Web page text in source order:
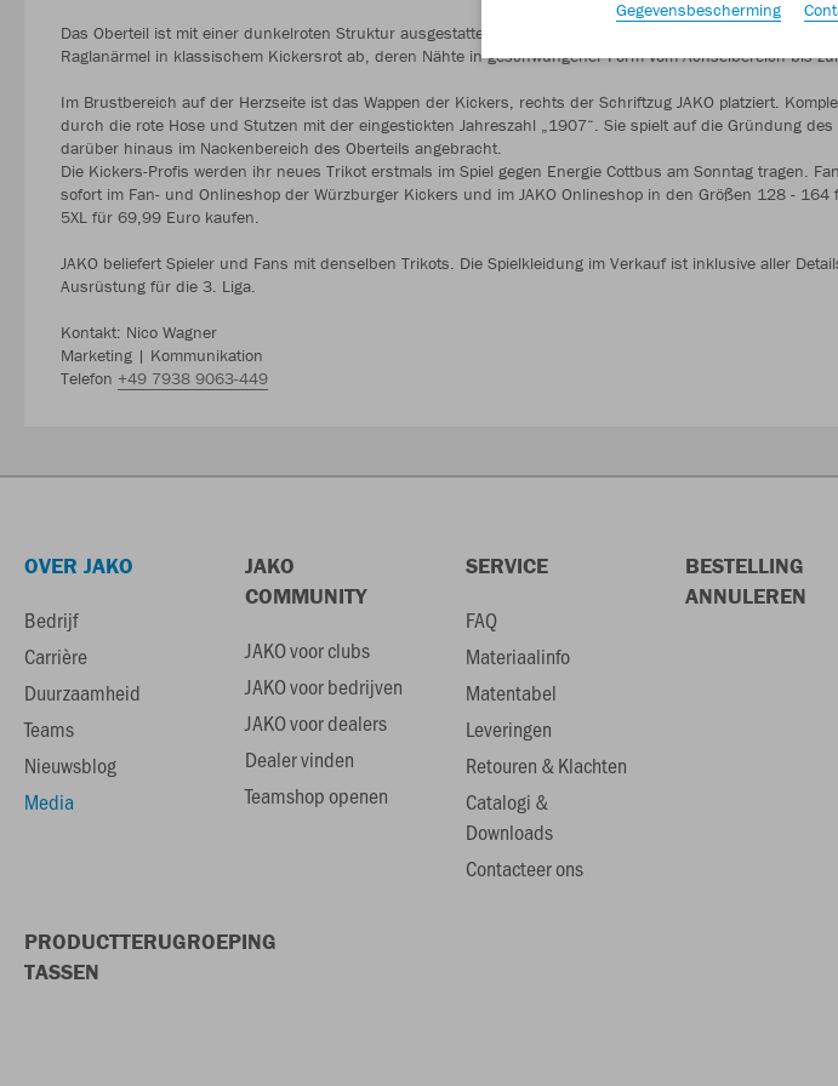
Das Oberteil ist mit einer dunkelroten Struktur ausgestattet, die den Brust- und Bauchbereich prägt. Davon
Raglanärmel in klassischem Kickersrot ab, deren Nähte in geschwungener Form vom Achselbereich bis
Im Brustbereich auf der Herzseite ist das Wappen der Kickers, rechts der Schriftzug JAKO platziert.
durch die rote Hose und Stutzen mit der eingestickten Jahreszahl „1907“. Sie spielt auf die Gründung
darüber hinaus im Nackenbereich des Oberteils angebracht.
Die Kickers-Profis werden ihr neues Trikot erstmals im Spiel gegen Energie Cottbus am Sonntag tragen.
sofort im Fan- und Onlineshop der Würzburger Kickers und im JAKO Onlineshop in den Größen 128 -
5XL für 69,99 Euro kaufen.
JAKO beliefert Spieler und Fans mit denselben Trikots. Die Spielkleidung im Verkauf ist inklusive aller
Ausrüstung für die 3. Liga.
Kontakt: Nico Wagner
Marketing | Kommunikation
Telefon +49 7938 9063-449
OVER JAKO
Bedrijf
Carrière
Duurzaamheid
Teams
Nieuwsblog
Media
JAKO
COMMUNITY
JAKO voor clubs
JAKO voor bedrijven
JAKO voor dealers
Dealer vinden
Teamshop openen
SERVICE
FAQ
Materiaalinfo
Matentabel
Leveringen
Retouren & Klachten
Catalogi &
Downloads
Contacteer ons
BESTELLING
ANNULEREN
PRODUCTTERUGROEPING
TASSEN
Gegevensbescherming